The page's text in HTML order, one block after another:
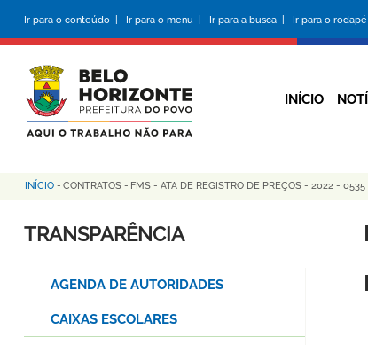
conteúdo
principal
Ir para o conteúdo | Ir para o menu | Ir para a busca | Ir para o
INÍCIO
Trilha
de
INÍCIO - CONTRATOS - FMS - ATA DE REGISTRO DE PREÇOS - 2022 - 0535
TRANSPARÊNCIA
AGENDA DE AUTORIDADES
CAIXAS ESCOLARES